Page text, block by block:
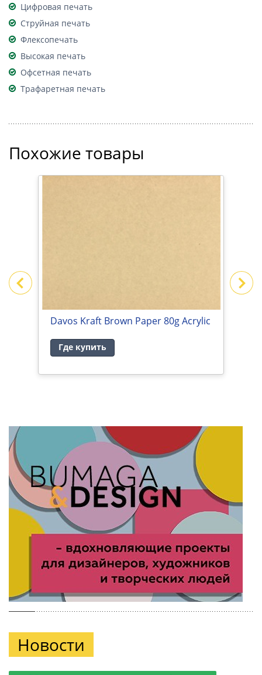
Цифровая печать
Струйная печать
Флексопечать
Высокая печать
Офсетная печать
Трафаретная печать
Похожие товары
Davos Kraft Brown Paper 80g Acrylic
Где купить
Новости